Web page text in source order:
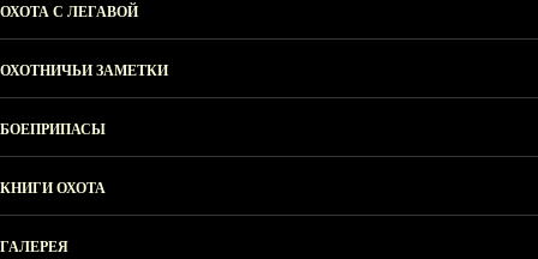
ОХОТА С ЛЕГАВОЙ
ОХОТНИЧЬИ ЗАМЕТКИ
БОЕПРИПАСЫ
КНИГИ ОХОТА
ГАЛЕРЕЯ